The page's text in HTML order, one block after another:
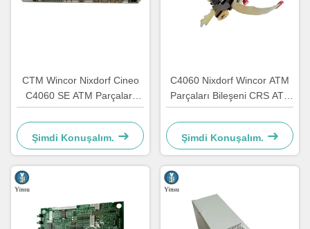
CTM Wincor Nixdorf Cineo
C4060 SE ATM Parçaları
Özel Elektronik 1750147868
Şimdi Konuşalım.
C4060 Nixdorf Wincor ATM
Parçaları Bileşeni CRS ATS
Merkezileştirme Birimi AU
Modülü 1750134478
Şimdi Konuşalım.